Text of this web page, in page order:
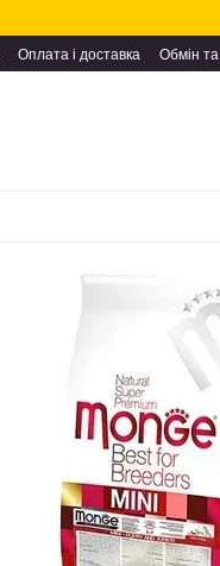
Оплата і доставка Обмін